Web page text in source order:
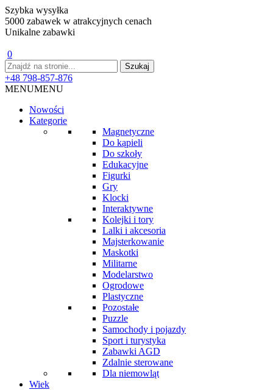
Szybka wysyłka
5000 zabawek w atrakcyjnych cenach
Unikalne zabawki
0
+48 798-857-876
MENUMENU
Nowości
Kategorie
Magnetyczne
Do kąpieli
Do szkoły
Edukacyjne
Figurki
Gry
Klocki
Interaktywne
Kolejki i tory
Lalki i akcesoria
Majsterkowanie
Maskotki
Militarne
Modelarstwo
Ogrodowe
Plastyczne
Pozostałe
Puzzle
Samochody i pojazdy
Sport i turystyka
Zabawki AGD
Zdalnie sterowane
Dla niemowląt
Wiek